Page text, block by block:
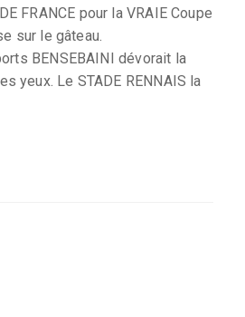
FRANCE pour la VRAIE Coupe
sur le gâteau.
BENSEBAINI dévorait la
yeux. Le STADE RENNAIS la